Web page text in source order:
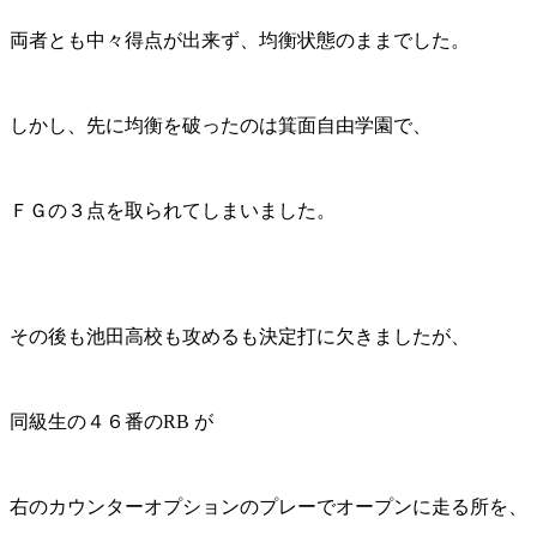
両者とも中々得点が出来ず、均衡状態のままでした。
しかし、先に均衡を破ったのは箕面自由学園で、
ＦＧの３点を取られてしまいました。
その後も池田高校も攻めるも決定打に欠きましたが、
同級生の４６番のRB が
右のカウンターオプションのプレーでオープンに走る所を、